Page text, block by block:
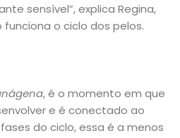
sensível”, explica Regina,
o ciclo dos pelos.
, é o momento em que
e é conectado ao
do ciclo, essa é a menos